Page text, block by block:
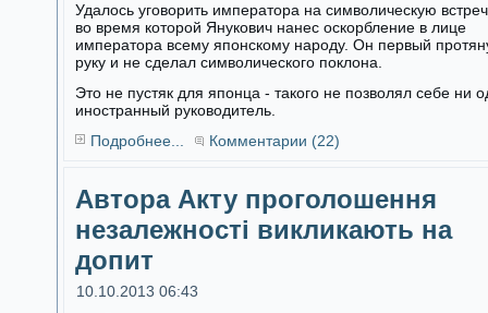
Удалось уговорить императора на символическую
во время которой Янукович нанес оскорбление в лице
императора всему японскому народу. Он первый
руку и не сделал символического поклона.
Это не пустяк для японца - такого не позволял себе ни
иностранный руководитель.
Подробнее...
Комментарии (22)
Автора Акту проголошення
незалежності викликають на
допит
10.10.2013 06:43